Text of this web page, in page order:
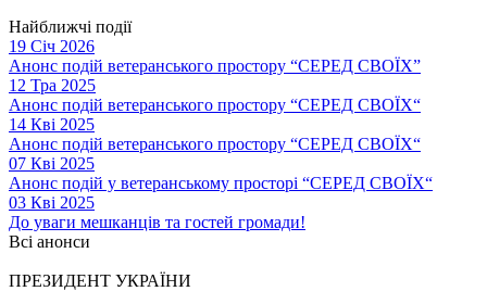
Найближчі події
19 Січ 2026
Анонс подій ветеранського простору “СЕРЕД СВОЇХ”
12 Тра 2025
Анонс подій ветеранського простору “СЕРЕД СВОЇХ“
14 Кві 2025
Анонс подій ветеранського простору “СЕРЕД СВОЇХ“
07 Кві 2025
Анонс подій у ветеранському просторі “СЕРЕД СВОЇХ“
03 Кві 2025
До уваги мешканців та гостей громади!
Всі анонси
ПРЕЗИДЕНТ УКРАЇНИ